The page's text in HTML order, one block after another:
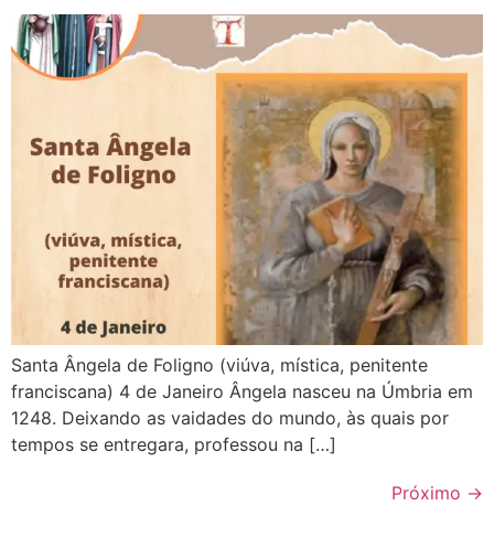
Santa Ângela de Foligno (viúva, mística, penitente
franciscana) 4 de Janeiro Ângela nasceu na Úmbria em
1248. Deixando as vaidades do mundo, às quais por
tempos se entregara, professou na […]
Próximo →